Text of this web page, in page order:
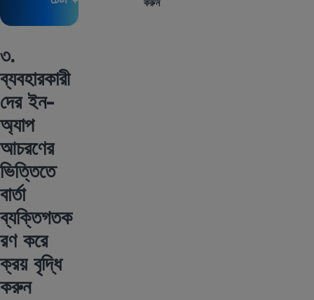
করুন
৩.
ব্যবহারকারী
দের ইন-
অ্যাপ
আচরণের
ভিত্তিতে
বার্তা
ব্যক্তিগতক
রণ করে
ক্রয় বৃদ্ধি
করুন